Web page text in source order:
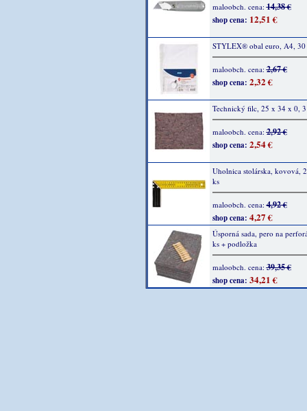
maloobch. cena:14,38 €
shop cena: 12,51 €
STYLEX® obal euro, A4, 30
maloobch. cena:2,67 €
shop cena: 2,32 €
Technický filc, 25 x 34 x 0,
maloobch. cena:2,92 €
shop cena: 2,54 €
Uholnica stolárska, kovová,
ks
maloobch. cena:4,92 €
shop cena: 4,27 €
Úsporná sada, pero na
ks + podložka
maloobch. cena:39,35 €
shop cena: 34,21 €